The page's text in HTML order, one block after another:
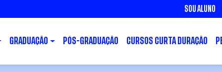
SOU ALUNO
GRADUAÇÃO PÓS-GRADUAÇÃO CURSOS CURTA DURAÇÃO